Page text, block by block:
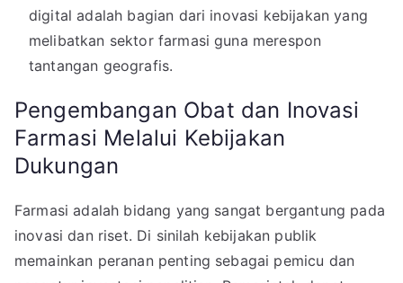
digital adalah bagian dari inovasi kebijakan yang
melibatkan sektor farmasi guna merespon
tantangan geografis.
Pengembangan Obat dan Inovasi
Farmasi Melalui Kebijakan
Dukungan
Farmasi adalah bidang yang sangat bergantung pada
inovasi dan riset. Di sinilah kebijakan publik
memainkan peranan penting sebagai pemicu dan